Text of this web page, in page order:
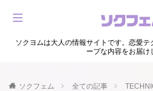
ソクヨムは大人の情報サイトです。恋愛
ープな内容をお届け
ソクフェム 全ての記事